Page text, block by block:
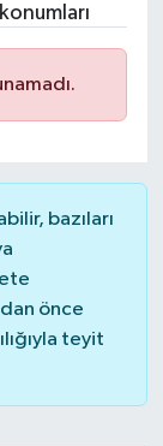
bazıları
önce
teyit